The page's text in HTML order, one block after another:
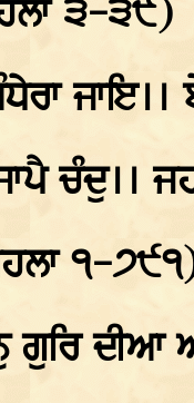
੩-੩੯)
ਜਾਇ।।
ਚੰਦੁ।।
੧-
ਦੀਆ